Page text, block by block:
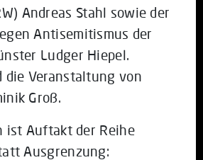
Andreas Stahl sowie der
Antisemitismus der
Ludger Hiepel.
die Veranstaltung von
Groß.
ist Auftakt der Reihe
Ausgrenzung: